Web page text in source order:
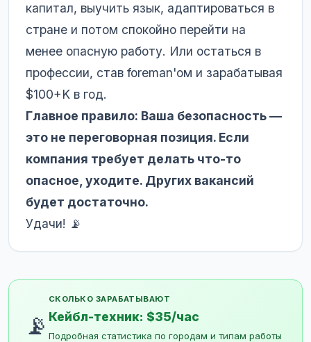
капитал, выучить язык, адаптироваться в
стране и потом спокойно перейти на
менее опасную работу. Или остаться в
профессии, став foreman'ом и зарабатывая
$100+K в год.
Главное правило: Ваша безопасность —
это не переговорная позиция. Если
компания требует делать что-то
опасное, уходите. Других вакансий
будет достаточно.
Удачи! 📡
📡
СКОЛЬКО ЗАРАБАТЫВАЮТ
Кейбл-техник: $35/час
Подробная статистика по городам и типам работы